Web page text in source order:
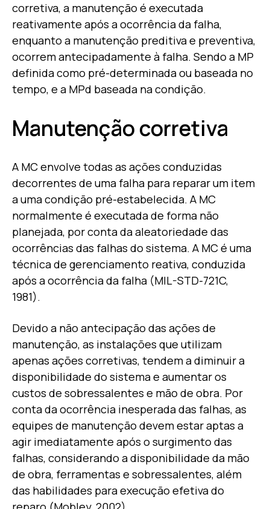
corretiva, a manutenção é executada
reativamente após a ocorrência da falha,
enquanto a manutenção preditiva e preventiva,
ocorrem antecipadamente à falha. Sendo a MP
definida como pré-determinada ou baseada no
tempo, e a MPd baseada na condição.
Manutenção corretiva
A MC envolve todas as ações conduzidas
decorrentes de uma falha para reparar um item
a uma condição pré-estabelecida. A MC
normalmente é executada de forma não
planejada, por conta da aleatoriedade das
ocorrências das falhas do sistema. A MC é uma
técnica de gerenciamento reativa, conduzida
após a ocorrência da falha (MIL-STD-721C,
1981).
Devido a não antecipação das ações de
manutenção, as instalações que utilizam
apenas ações corretivas, tendem a diminuir a
disponibilidade do sistema e aumentar os
custos de sobressalentes e mão de obra. Por
conta da ocorrência inesperada das falhas, as
equipes de manutenção devem estar aptas a
agir imediatamente após o surgimento das
falhas, considerando a disponibilidade da mão
de obra, ferramentas e sobressalentes, além
das habilidades para execução efetiva do